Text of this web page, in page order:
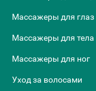
Массажеры для глаз
Массажеры для тела
Массажеры для ног
Уход за волосами